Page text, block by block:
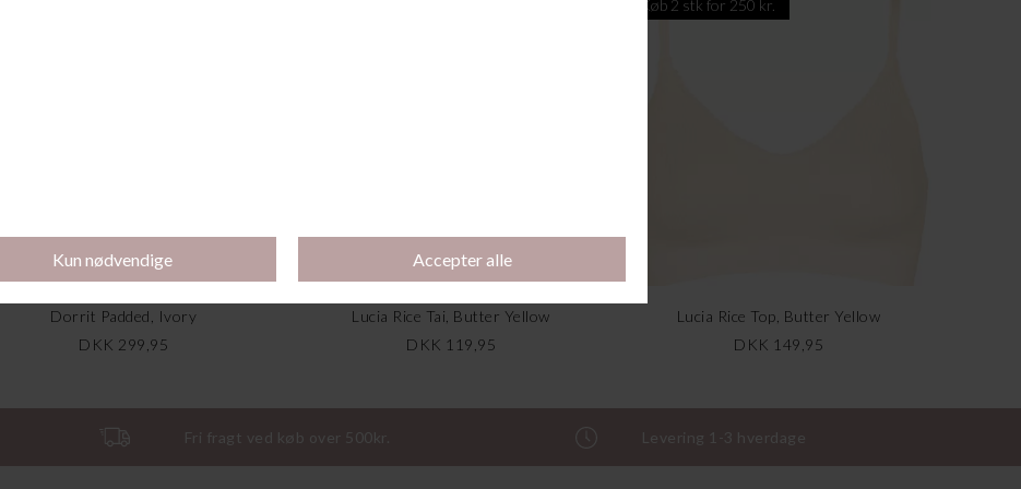
Dorrit Padded, Ivory
DKK 299,95
Lucia Rice Tai, Butter Yellow
DKK 119,95
Køb 2 stk for 250 kr.
Lucia Rice Top, Butter Yellow
DKK 149,95
Fri fragt ved køb over 500kr. Levering 1-3 hverdage